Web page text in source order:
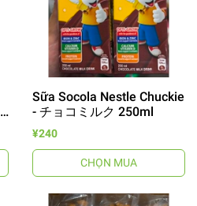
Sữa Socola Nestle Chuckie
- チョコミルク 250ml
¥240
CHỌN MUA